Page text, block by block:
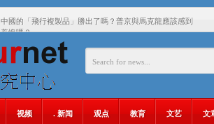
中國的「飛行複製品」勝出了嗎？普京與馬克龍應該感到
羞愧嗎？
我敬佩那些在土耳其崇拜中國的人……
聚焦维吾尔 | 伊利夏提：我为什么要学汉语
视频 . 新闻 观点 教育 文艺 文